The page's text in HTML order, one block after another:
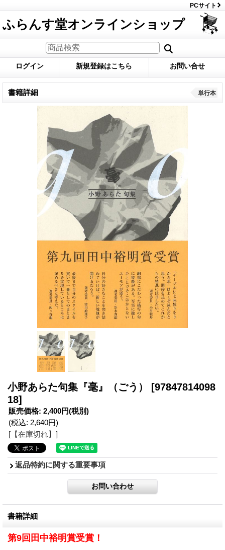
PCサイト
ふらんす堂オンラインショップ
ログイン 新規登録はこちら お問い合せ
書籍詳細 単行本
小野あらた句集『毫』（ごう）
[97847814098
18]
販売価格: 2,400円(税別)
(税込: 2,640円)
[【在庫切れ】]
返品特約に関する重要事項
書籍詳細
第9回田中裕明賞受賞！